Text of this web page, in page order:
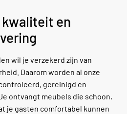
en
wil je verzekerd zijn van
Daarom worden al onze
gereinigd en
ontvangt meubels die schoon,
je gasten comfortabel kunnen